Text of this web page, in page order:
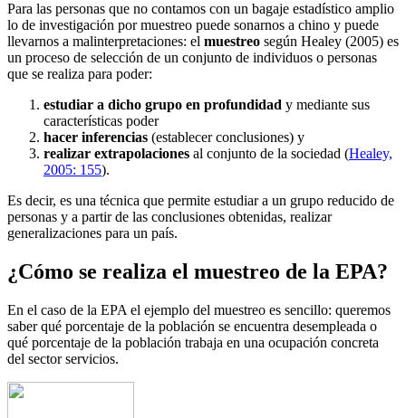
Para las personas que no contamos con un bagaje estadístico amplio
lo de investigación por muestreo puede sonarnos a chino y puede
llevarnos a malinterpretaciones: el muestreo según Healey (2005) es
un proceso de selección de un conjunto de individuos o personas
que se realiza para poder:
estudiar a dicho grupo en profundidad y mediante sus
características poder
hacer inferencias (establecer conclusiones) y
realizar extrapolaciones al conjunto de la sociedad (Healey,
2005: 155).
Es decir, es una técnica que permite estudiar a un grupo reducido de
personas y a partir de las conclusiones obtenidas, realizar
generalizaciones para un país.
¿Cómo se realiza el muestreo de la EPA?
En el caso de la EPA el ejemplo del muestreo es sencillo: queremos
saber qué porcentaje de la población se encuentra desempleada o
qué porcentaje de la población trabaja en una ocupación concreta
del sector servicios.